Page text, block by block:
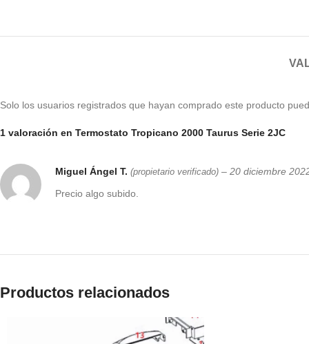
1 valoración en Termostato Tropicano 2000 Taurus Serie 2JC
Miguel Ángel T. (propietario verificado) – 20 diciembre
Precio algo subido.
Solo los usuarios registrados que hayan comprado este producto
Productos relacionados